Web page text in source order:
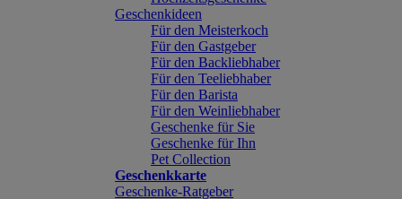
Geschenkideen
Für den Meisterkoch
Für den Gastgeber
Für den Backliebhaber
Für den Teeliebhaber
Für den Barista
Für den Weinliebhaber
Geschenke für Sie
Geschenke für Ihn
Pet Collection
Geschenkkarte
Geschenke-Ratgeber